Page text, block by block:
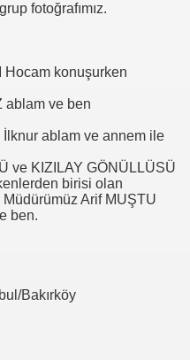
fotoğrafımız.
Hocam konuşurken
ablam ve ben
İlknur ablam ve annem ile
ve KIZILAY GÖNÜLLÜSÜ
birisi olan
Arif MUŞTU
ben.
Bakırköy